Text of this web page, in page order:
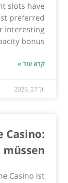
slots have
preferred
interesting
bonus...
קרא עוד »
יול 27, 2026
Casino:
müssen
Casino ist